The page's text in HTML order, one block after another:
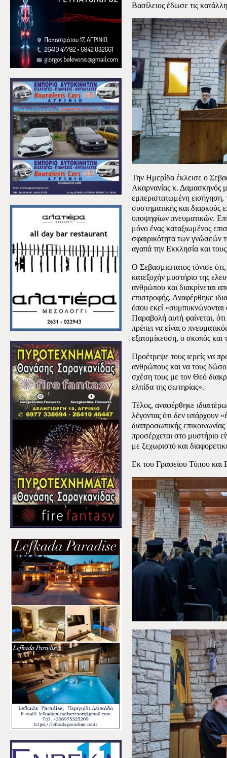
Βασίλειος έδωσε τις
Την Ημερίδα έκλεισε ο
Ακαρνανίας κ. Δαμασκηνός
εμπεριστατωμένη εισήγηση,
συστηματικής και διαρκούς
υποψηφίων πνευματικών.
μόνο ένας καταξιωμένος
σφαιρικότητα των γνώσεών
αγαπά την Εκκλησία και τους
Ο Σεβασμιώτατος τόνισε
κατεξοχήν μυστήριο της
ανθρώπου και διακρίνεται
επιστροφής. Αναφέρθηκε
όπου εκεί
Παραβολή αυτή φαίνεται,
πρέπει να είναι ο
εξατομίκευση, ο σκοπός και
Προέτρεψε τους ιερείς να
ανθρώπους και να τους
σχέση τους με τον Θεό
ελπίδα της σωτηρίας».
Τέλος, αναφέρθηκε
λέγοντας ότι δεν υπάρχουν
διαπροσωπικής
προσέρχεται στο μυστήριο
με ξεχωριστό και
Εκ του Γραφείου Τύπου και